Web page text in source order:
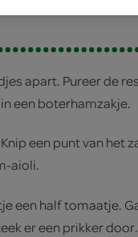
apart. Pureer de
een boterhamzakje.
een punt van het
aioli.
een half tomaatje.
er een prikker